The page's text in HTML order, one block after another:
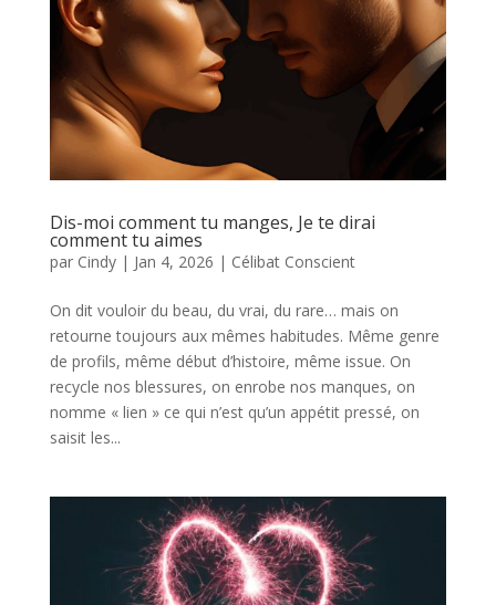
Dis-moi comment tu manges, Je te dirai
comment tu aimes
par Cindy| Jan 4, 2026 | Célibat Conscient
On dit vouloir du beau, du vrai, du rare… mais on
retourne toujours aux mêmes habitudes. Même genre
de profils, même début d’histoire, même issue. On
recycle nos blessures, on enrobe nos manques, on
nomme « lien » ce qui n’est qu’un appétit pressé, on
saisit les...